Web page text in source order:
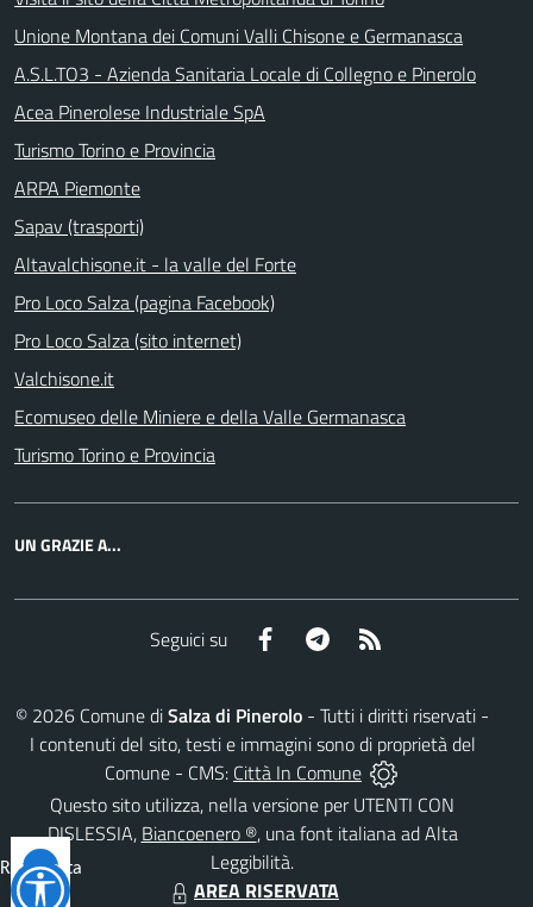
Unione Montana dei Comuni Valli Chisone e Germanasca
A.S.L.TO3 - Azienda Sanitaria Locale di Collegno e Pinerolo
Acea Pinerolese Industriale SpA
Turismo Torino e Provincia
ARPA Piemonte
Sapav (trasporti)
Altavalchisone.it - la valle del Forte
Pro Loco Salza (pagina Facebook)
Pro Loco Salza (sito internet)
Valchisone.it
Ecomuseo delle Miniere e della Valle Germanasca
Turismo Torino e Provincia
UN GRAZIE A...
Seguici su Facebook Telegram
© 2026 Comune diSalza di Pinerolo - Tutti i diritti riservati -
I contenuti del sito, testi e immagini sono di proprietà del
Comune - CMS: Città In Comune
Questo sito utilizza, nella versione per UTENTI CON
DISLESSIA, Biancoenero ®, una font italiana ad Alta
Leggibilità.
AREA RISERVATA
Reimposta
tutto